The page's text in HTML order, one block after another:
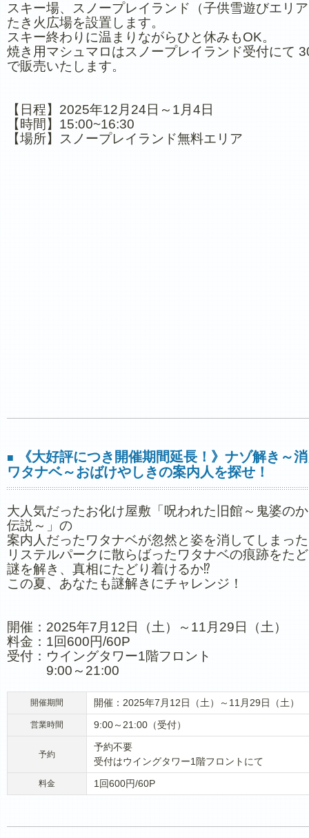
スキー場、スノープレイランド（子供雪遊びエリ
たき火広場を設置します。
スキー終わりに温まりながらひと休みもOK。
焼き用マシュマロはスノープレイランド受付にて
で販売いたします。
【日程】2025年12月24日～1月4日
【時間】15:00~16:30
【場所】スノープレイランド無料エリア
■
《大好評につき開催期間延長！》ナゾ解き～
ワタナベ～おばけやしきの案内人を探せ！
大人気だったお化け屋敷「呪われた旧館～鬼婆の
伝説～」の
案内人だったワタナベが忽然と姿を消してしまっ
リステルパークに散らばったワタナベの痕跡をた
謎を解き、真相にたどり着けるか⁉
この夏、あなたも謎解きにチャレンジ！
開催：2025年7月12日（土）～11月29日（土）
料金：1回600円/60P
受付：ウイングタワー1階フロント
9:00～21:00
開催期間 開催：2025年7月12日（土）～11月29日（土）
営業時間 9:00～21:00（受付）
予約
予約不要
受付はウイングタワー1階フロントにて
料金 1回600円/60P